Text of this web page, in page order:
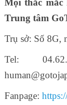
Mọi thắc mắc
Trung tâm
Trụ sở: Số 8G,
Tel:
Fanpage: